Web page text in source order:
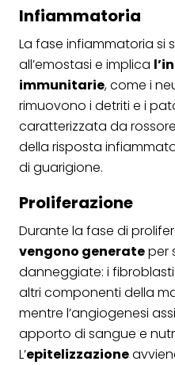
Infiammatoria
La fase infiammatoria si
all’emostasi e implica
immunitarie, come i
rimuovono i detriti e i
caratterizzata da
della risposta
di guarigione.
Proliferazione
Durante la fase di
vengono generateper
danneggiate: i
altri componenti della
mentre l’angiogenesi
apporto di sangue e
L’epitelizzazione